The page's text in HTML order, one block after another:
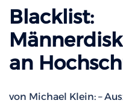
Blacklist:
an
von Michael Klein: –